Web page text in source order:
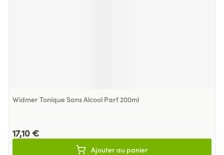
Widmer Tonique Sans Alcool Parf 200ml
17,10 €
Ajouter au panier